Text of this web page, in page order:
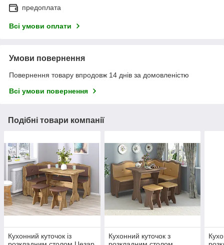
предоплата
Всі умови оплати
Умови повернення
Повернення товару впродовж 14 днів за домовленістю
Всі умови повернення
Подібні товари компанії
Кухонний куточок із
Кухонний куточок з